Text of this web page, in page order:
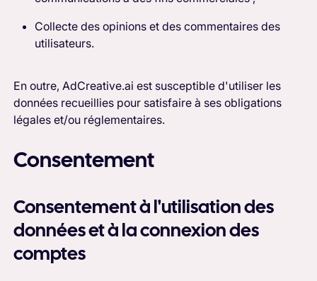
Collecte des opinions et des commentaires des
utilisateurs.
En outre, AdCreative.ai est susceptible d'utiliser les
données recueillies pour satisfaire à ses obligations
légales et/ou réglementaires.
Consentement
Consentement à l'utilisation des
données et à la connexion des
comptes